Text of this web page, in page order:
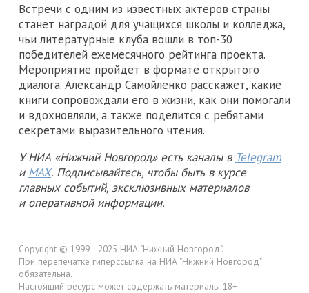
Встречи с одним из известных актеров страны
станет наградой для учащихся школы и колледжа,
чьи литературные клуба вошли в топ-30
победителей ежемесячного рейтинга проекта.
Мероприятие пройдет в формате открытого
диалога. Александр Самойленко расскажет, какие
книги сопровождали его в жизни, как они помогали
и вдохновляли, а также поделится с ребятами
секретами выразительного чтения.
У НИА «Нижний Новгород» есть каналы в Telegram
и MAX. Подписывайтесь, чтобы быть в курсе
главных событий, эксклюзивных материалов
и оперативной информации.
Copyright © 1999—2025 НИА "Нижний Новгород".
При перепечатке гиперссылка на НИА "Нижний Новгород"
обязательна.
Настоящий ресурс может содержать материалы 18+